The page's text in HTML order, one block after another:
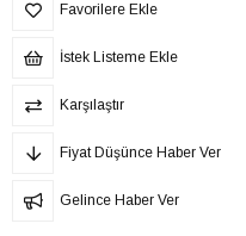
Favorilere Ekle
İstek Listeme Ekle
Karşılaştır
Fiyat Düşünce Haber Ver
Gelince Haber Ver